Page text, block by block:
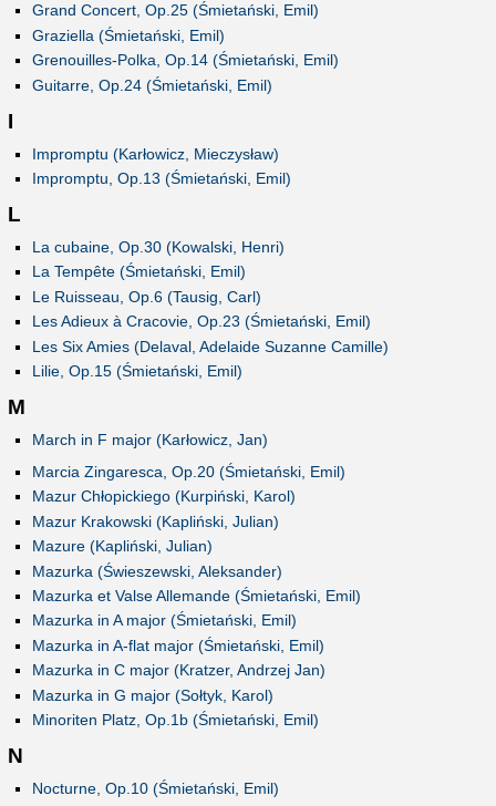
Grand Concert, Op.25 (Śmietański, Emil)
Graziella (Śmietański, Emil)
Grenouilles-Polka, Op.14 (Śmietański, Emil)
Guitarre, Op.24 (Śmietański, Emil)
I
Impromptu (Karłowicz, Mieczysław)
Impromptu, Op.13 (Śmietański, Emil)
L
La cubaine, Op.30 (Kowalski, Henri)
La Tempête (Śmietański, Emil)
Le Ruisseau, Op.6 (Tausig, Carl)
Les Adieux à Cracovie, Op.23 (Śmietański, Emil)
Les Six Amies (Delaval, Adelaide Suzanne Camille)
Lilie, Op.15 (Śmietański, Emil)
M
March in F major (Karłowicz, Jan)
Marcia Zingaresca, Op.20 (Śmietański, Emil)
Mazur Chłopickiego (Kurpiński, Karol)
Mazur Krakowski (Kapliński, Julian)
Mazure (Kapliński, Julian)
Mazurka (Świeszewski, Aleksander)
Mazurka et Valse Allemande (Śmietański, Emil)
Mazurka in A major (Śmietański, Emil)
Mazurka in A-flat major (Śmietański, Emil)
Mazurka in C major (Kratzer, Andrzej Jan)
Mazurka in G major (Sołtyk, Karol)
Minoriten Platz, Op.1b (Śmietański, Emil)
N
Nocturne, Op.10 (Śmietański, Emil)